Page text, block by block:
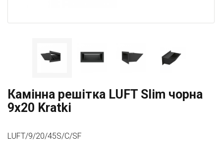
Камінна решітка LUFT Slim чорна
9x20 Kratki
LUFT/9/20/45S/C/SF